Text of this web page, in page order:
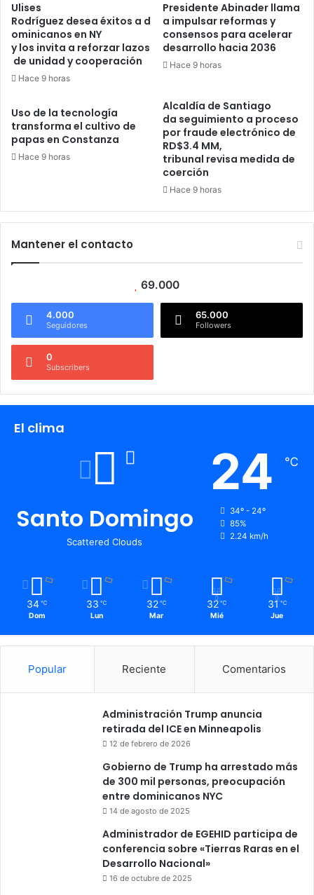
Ulises
Rodríguez desea éxitos a d
ominicanos en NY
y los invita a reforzar lazos
de unidad y cooperación
Hace 9 horas
Presidente Abinader llama
a impulsar reformas y
consensos para acelerar
desarrollo hacia 2036
Hace 9 horas
Uso de la tecnología
transforma el cultivo de
papas en Constanza
Hace 9 horas
Alcaldía de Santiago
da seguimiento a proceso
por fraude electrónico de
RD$3.4 MM,
tribunal revisa medida de
coerción
Hace 9 horas
Mantener el contacto
69.000
4.000
Seguidores
65.000
Followers
0
Subscribers
El clima
Santo Domingo
Scattered Clouds
24 ℃
34º - 24º
85%
2.24 km/h
34 ℃
Dom
33 ℃
Lun
32 ℃
Mar
32 ℃
Mié
31 ℃
Jue
Popular Reciente Comentarios
Administración Trump anuncia
retirada del ICE en Minneapolis
12 de febrero de 2026
Gobierno de Trump ha arrestado más
de 300 mil personas, preocupación
entre dominicanos NYC
14 de agosto de 2025
Administrador de EGEHID participa de
conferencia sobre «Tierras Raras en el
Desarrollo Nacional»
16 de octubre de 2025